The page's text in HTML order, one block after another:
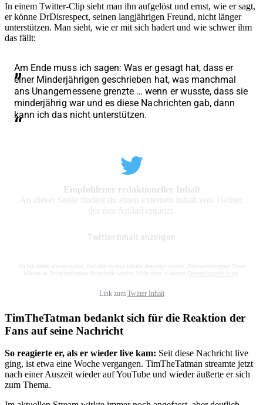
In einem Twitter-Clip sieht man ihn aufgelöst und ernst, wie er sagt,
er könne DrDisrespect, seinen langjährigen Freund, nicht länger
unterstützen. Man sieht, wie er mit sich hadert und wie schwer ihm
das fällt:
Am Ende muss ich sagen: Was er gesagt hat, dass er
einer Minderjährigen geschrieben hat, was manchmal
ans Unangemessene grenzte … wenn er wusste, dass sie
minderjährig war und es diese Nachrichten gab, dann
kann ich das nicht unterstützen.
Empfohlener redaktioneller Inhalt
An dieser Stelle findest du einen externen Inhalt von Twitter,
der den Artikel ergänzt.
Twitter Inhalt anzeigen
Ich bin damit einverstanden, dass mir externe Inhalte angezeigt werden. Personenbezogene Daten
können an Drittplattformen übermittelt werden. Mehr dazu in unserer Datenschutzerklärung
Link zum Twitter Inhalt
TimTheTatman bedankt sich für die Reaktion der
Fans auf seine Nachricht
So reagierte er, als er wieder live kam: Seit diese Nachricht live
ging, ist etwa eine Woche vergangen. TimTheTatman streamte jetzt
nach einer Auszeit wieder auf YouTube und wieder äußerte er sich
zum Thema.